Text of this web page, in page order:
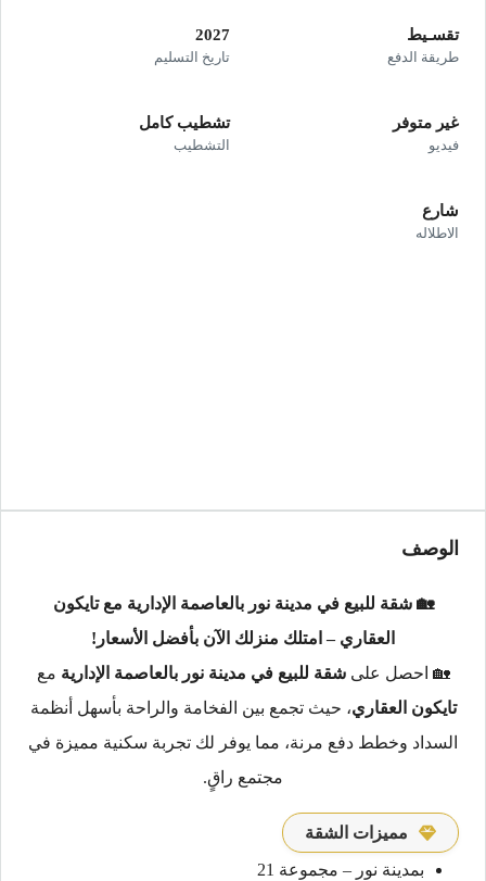
تقسـيط
طريقة الدفع
2027
تاريخ التسليم
غير متوفر
فيديو
تشطيب كامل
التشطيب
شارع
الاطلاله
الوصف
🏡 شقة للبيع في مدينة نور بالعاصمة الإدارية مع تايكون
العقاري – امتلك منزلك الآن بأفضل الأسعار!
🏡 احصل علىشقة للبيع في مدينة نور بالعاصمة الإدارية مع
تايكون العقاري، حيث تجمع بين الفخامة والراحة بأسهل أنظمة
السداد وخطط دفع مرنة، مما يوفر لك تجربة سكنية مميزة في
مجتمع راقٍ.
مميزات الشقة
بمدينة نور – مجموعة 21